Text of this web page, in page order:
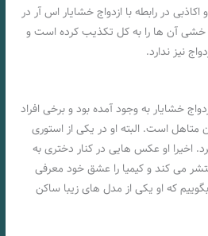
در رابطه با ازدواج خشایار اس آر در
آن ها را به کل تکذیب کرده است و
نیز ندارد.
خشایار به وجود آمده بود و برخی افراد
متاهل است. البته او در یکی از استوری
اخیرا او عکس هایی در کنار دختری به
می‌ کند و کیمیا را عشق خود معرفی
که او یکی از مدل های زیبا ساکن